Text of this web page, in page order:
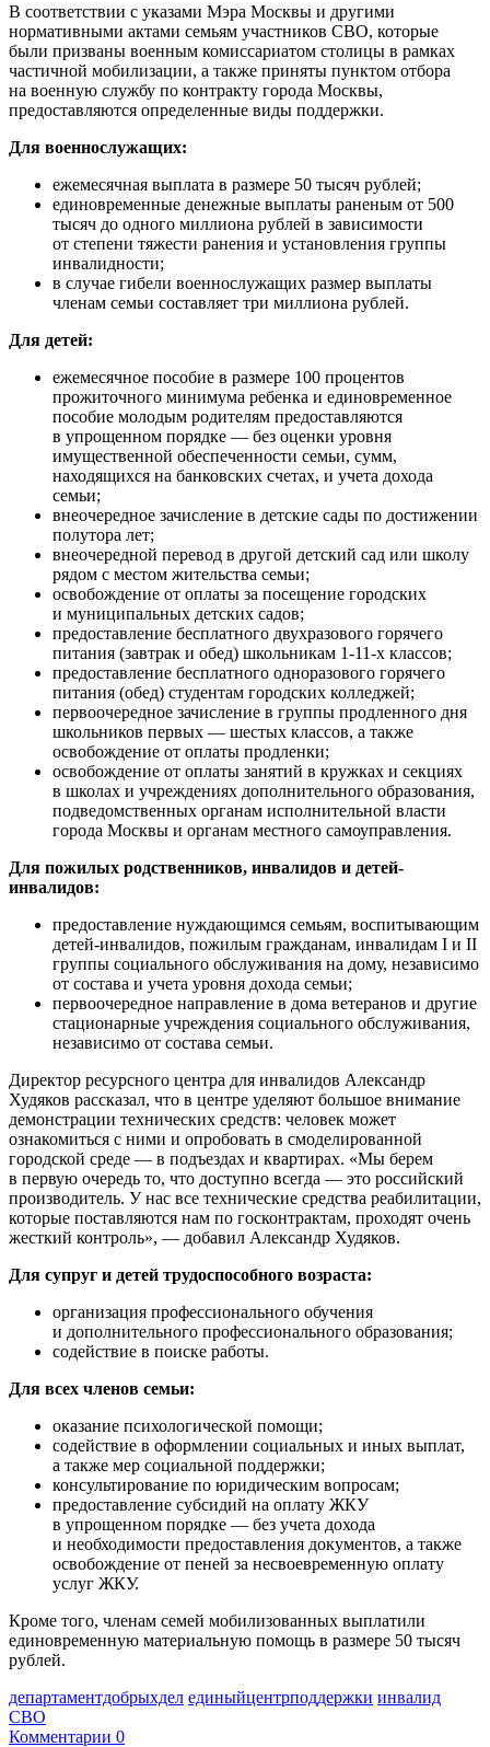
В соответствии с указами Мэра Москвы и другими
нормативными актами семьям участников СВО, которые
были призваны военным комиссариатом столицы в рамках
частичной мобилизации, а также приняты пунктом отбора
на военную службу по контракту города Москвы,
предоставляются определенные виды поддержки.
Для военнослужащих:
ежемесячная выплата в размере 50 тысяч рублей;
единовременные денежные выплаты раненым от 500
тысяч до одного миллиона рублей в зависимости
от степени тяжести ранения и установления группы
инвалидности;
в случае гибели военнослужащих размер выплаты
членам семьи составляет три миллиона рублей.
Для детей:
ежемесячное пособие в размере 100 процентов
прожиточного минимума ребенка и единовременное
пособие молодым родителям предоставляются
в упрощенном порядке — без оценки уровня
имущественной обеспеченности семьи, сумм,
находящихся на банковских счетах, и учета дохода
семьи;
внеочередное зачисление в детские сады по достижении
полутора лет;
внеочередной перевод в другой детский сад или школу
рядом с местом жительства семьи;
освобождение от оплаты за посещение городских
и муниципальных детских садов;
предоставление бесплатного двухразового горячего
питания (завтрак и обед) школьникам 1-11-х классов;
предоставление бесплатного одноразового горячего
питания (обед) студентам городских колледжей;
первоочередное зачисление в группы продленного дня
школьников первых — шестых классов, а также
освобождение от оплаты продленки;
освобождение от оплаты занятий в кружках и секциях
в школах и учреждениях дополнительного образования,
подведомственных органам исполнительной власти
города Москвы и органам местного самоуправления.
Для пожилых родственников, инвалидов и детей-
инвалидов:
предоставление нуждающимся семьям, воспитывающим
детей-инвалидов, пожилым гражданам, инвалидам I и II
группы социального обслуживания на дому, независимо
от состава и учета уровня дохода семьи;
первоочередное направление в дома ветеранов и другие
стационарные учреждения социального обслуживания,
независимо от состава семьи.
Директор ресурсного центра для инвалидов Александр
Худяков рассказал, что в центре уделяют большое внимание
демонстрации технических средств: человек может
ознакомиться с ними и опробовать в смоделированной
городской среде — в подъездах и квартирах. «Мы берем
в первую очередь то, что доступно всегда — это российский
производитель. У нас все технические средства реабилитации,
которые поставляются нам по госконтрактам, проходят очень
жесткий контроль», — добавил Александр Худяков.
Для супруг и детей трудоспособного возраста:
организация профессионального обучения
и дополнительного профессионального образования;
содействие в поиске работы.
Для всех членов семьи:
оказание психологической помощи;
содействие в оформлении социальных и иных выплат,
а также мер социальной поддержки;
консультирование по юридическим вопросам;
предоставление субсидий на оплату ЖКУ
в упрощенном порядке — без учета дохода
и необходимости предоставления документов, а также
освобождение от пеней за несвоевременную оплату
услуг ЖКУ.
Кроме того, членам семей мобилизованных выплатили
единовременную материальную помощь в размере 50 тысяч
рублей.
департаментдобрыхдел единыйцентрподдержки инвалид
СВО
Комментарии 0